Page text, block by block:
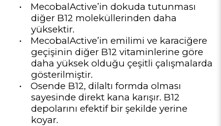
•
MecobalActive’in dokuda tutunması
diğer B12 moleküllerinden daha
yüksektir.
•
MecobalActive’in emilimi ve karaciğere
geçişinin diğer B12 vitaminlerine göre
daha yüksek olduğu çeşitli çalışmalarda
gösterilmiştir.
•
Osende B12, dilaltı formda olması
sayesinde direkt kana karışır. B12
depolarını efektif bir şekilde yerine
koyar.